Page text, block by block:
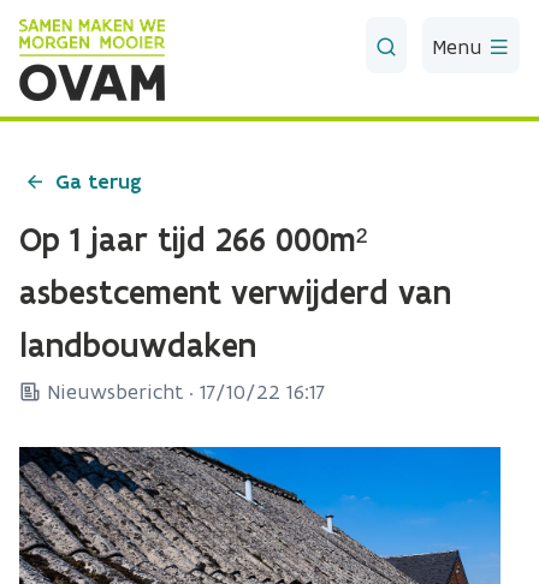
Skip to Main Content
Menu
Ga terug
Op 1 jaar tijd 266 000m²
asbestcement verwijderd van
landbouwdaken
Nieuwsbericht · 17/10/22 16:17